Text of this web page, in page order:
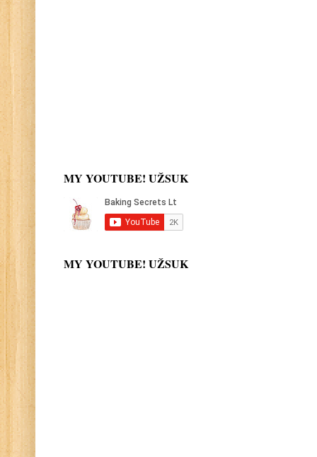
MY YOUTUBE! UŽSUK
MY YOUTUBE! UŽSUK